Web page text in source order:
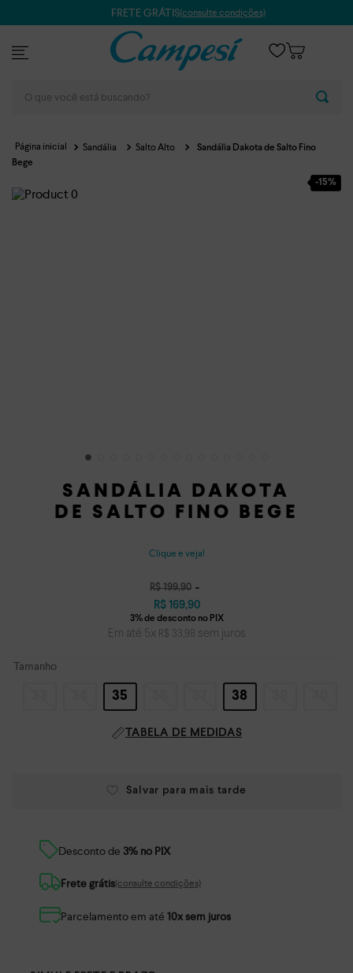
FRETE GRÁTIS(consulte condições)
Sandália Salto Alto
Sandália Dakota de Salto Fino
Bege
-15%
SANDÁLIA DAKOTA
DE SALTO FINO BEGE
Clique e veja!
R$ 199,90
R$ 169,90
Em até 5x R$ 33,98 sem juros
Tamanho
35 38
TABELA DE MEDIDAS
Desconto de 3% no PIX
Frete grátis(consulte condições)
Parcelamento em até 10x sem juros